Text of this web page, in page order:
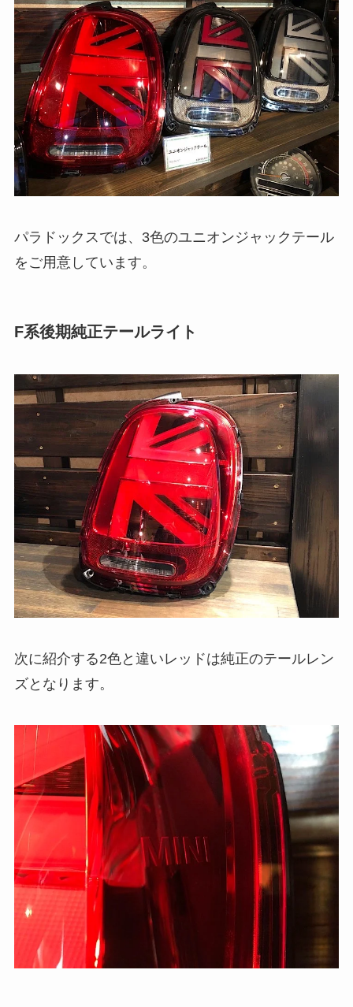
パラドックスでは、3色のユニオンジャックテール
をご用意しています。
F系後期純正テールライト
次に紹介する2色と違いレッドは純正のテールレン
ズとなります。